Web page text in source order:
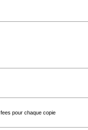
pour chaque copie